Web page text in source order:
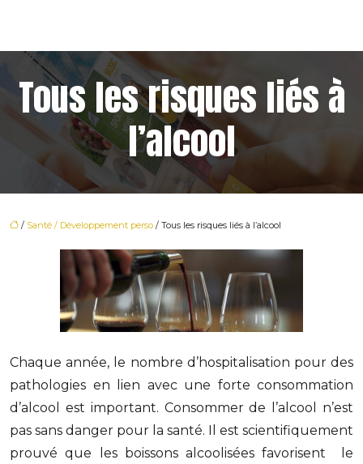
Tous les risques liés à
l’alcool
/ Santé / Développement perso / Tous les risques liés à l’alcool
Chaque année, le nombre d’hospitalisation pour des
pathologies en lien avec une forte consommation
d’alcool est important. Consommer de l’alcool n’est
pas sans danger pour la santé. Il est scientifiquement
prouvé que les boissons alcoolisées favorisent le